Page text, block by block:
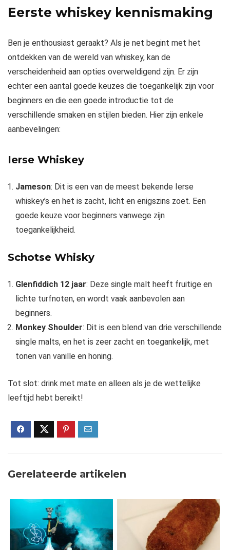
Eerste whiskey kennismaking
Ben je enthousiast geraakt? Als je net begint met het
ontdekken van de wereld van whiskey, kan de
verscheidenheid aan opties overweldigend zijn. Er zijn
echter een aantal goede keuzes die toegankelijk zijn voor
beginners en die een goede introductie tot de
verschillende smaken en stijlen bieden. Hier zijn enkele
aanbevelingen:
Ierse Whiskey
Jameson: Dit is een van de meest bekende Ierse
whiskey’s en het is zacht, licht en enigszins zoet. Een
goede keuze voor beginners vanwege zijn
toegankelijkheid.
Schotse Whisky
Glenfiddich 12 jaar: Deze single malt heeft fruitige en
lichte turfnoten, en wordt vaak aanbevolen aan
beginners.
Monkey Shoulder: Dit is een blend van drie verschillende
single malts, en het is zeer zacht en toegankelijk, met
tonen van vanille en honing.
Tot slot: drink met mate en alleen als je de wettelijke
leeftijd hebt bereikt!
Gerelateerde artikelen